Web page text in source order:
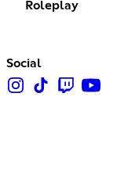
Roleplay
Social